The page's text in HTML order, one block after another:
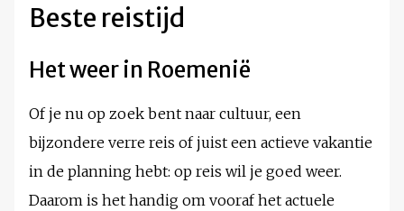
Beste reistijd
Het weer in Roemenië
Of je nu op zoek bent naar cultuur, een
bijzondere verre reis of juist een actieve vakantie
in de planning hebt: op reis wil je goed weer.
Daarom is het handig om vooraf het actuele